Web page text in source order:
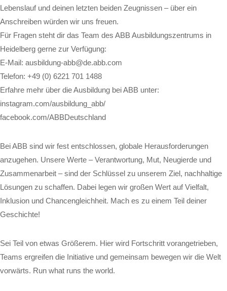
Lebenslauf und deinen letzten beiden Zeugnissen – über ein
Anschreiben würden wir uns freuen.
Für Fragen steht dir das Team des ABB Ausbildungszentrums in
Heidelberg gerne zur Verfügung:
E-Mail: ausbildung-abb@de.abb.com
Telefon: +49 (0) 6221 701 1488
Erfahre mehr über die Ausbildung bei ABB unter:
instagram.com/ausbildung_abb/
facebook.com/ABBDeutschland
Bei ABB sind wir fest entschlossen, globale Herausforderungen
anzugehen. Unsere Werte – Verantwortung, Mut, Neugierde und
Zusammenarbeit – sind der Schlüssel zu unserem Ziel, nachhaltige
Lösungen zu schaffen. Dabei legen wir großen Wert auf Vielfalt,
Inklusion und Chancengleichheit. Mach es zu einem Teil deiner
Geschichte!
Sei Teil von etwas Größerem. Hier wird Fortschritt vorangetrieben,
Teams ergreifen die Initiative und gemeinsam bewegen wir die Welt
vorwärts. Run what runs the world.